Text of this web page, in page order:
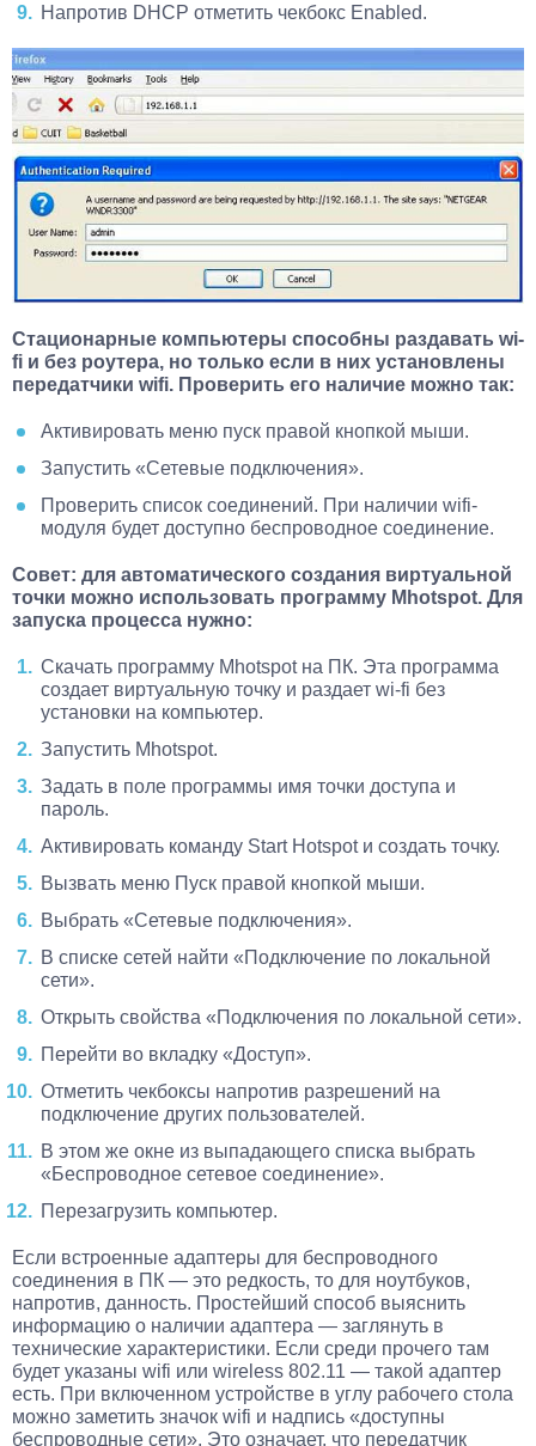
Напротив DHCP отметить чекбокс Enabled.
Стационарные компьютеры способны раздавать wi-
fi и без роутера, но только если в них установлены
передатчики wifi. Проверить его наличие можно так:
Активировать меню пуск правой кнопкой мыши.
Запустить «Сетевые подключения».
Проверить список соединений. При наличии wifi-
модуля будет доступно беспроводное соединение.
Совет: для автоматического создания виртуальной
точки можно использовать программу Mhotspot. Для
запуска процесса нужно:
Скачать программу Mhotspot на ПК. Эта программа
создает виртуальную точку и раздает wi-fi без
установки на компьютер.
Запустить Mhotspot.
Задать в поле программы имя точки доступа и
пароль.
Активировать команду Start Hotspot и создать точку.
Вызвать меню Пуск правой кнопкой мыши.
Выбрать «Сетевые подключения».
В списке сетей найти «Подключение по локальной
сети».
Открыть свойства «Подключения по локальной сети».
Перейти во вкладку «Доступ».
Отметить чекбоксы напротив разрешений на
подключение других пользователей.
В этом же окне из выпадающего списка выбрать
«Беспроводное сетевое соединение».
Перезагрузить компьютер.
Если встроенные адаптеры для беспроводного
соединения в ПК — это редкость, то для ноутбуков,
напротив, данность. Простейший способ выяснить
информацию о наличии адаптера — заглянуть в
технические характеристики. Если среди прочего там
будет указаны wifi или wireless 802.11 — такой адаптер
есть. При включенном устройстве в углу рабочего стола
можно заметить значок wifi и надпись «доступны
беспроводные сети». Это означает, что передатчик